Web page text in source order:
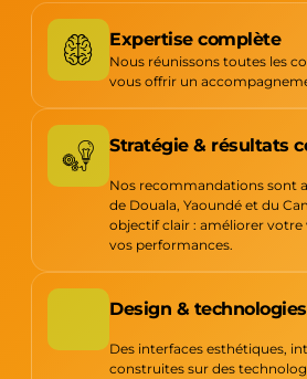
Expertise complète
Nous réunissons toutes les
vous offrir un
Stratégie & résultats
Nos recommandations sont
de Douala, Yaoundé et du
objectif clair : améliorer
vos performances.
Design &
Des interfaces esthétiques,
construites sur des